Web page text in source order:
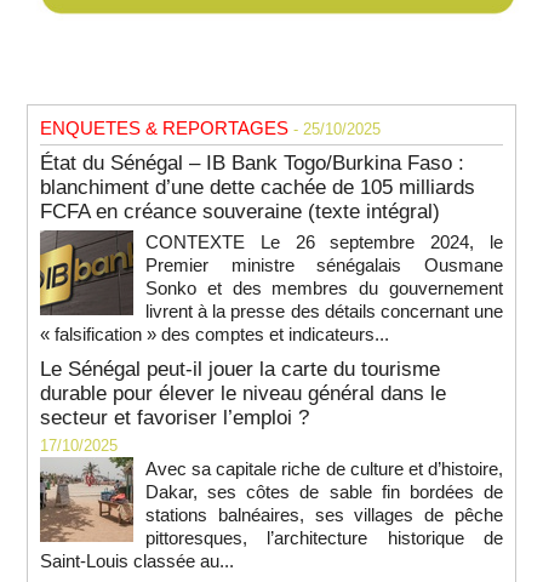
ENQUETES & REPORTAGES - 25/10/2025
État du Sénégal – IB Bank Togo/Burkina Faso :
blanchiment d’une dette cachée de 105 milliards
FCFA en créance souveraine (texte intégral)
CONTEXTE Le 26 septembre 2024, le
Premier ministre sénégalais Ousmane
Sonko et des membres du gouvernement
livrent à la presse des détails concernant une
« falsification » des comptes et indicateurs...
Le Sénégal peut-il jouer la carte du tourisme
durable pour élever le niveau général dans le
secteur et favoriser l’emploi ?
17/10/2025
Avec sa capitale riche de culture et d’histoire,
Dakar, ses côtes de sable fin bordées de
stations balnéaires, ses villages de pêche
pittoresques, l’architecture historique de
Saint-Louis classée au...